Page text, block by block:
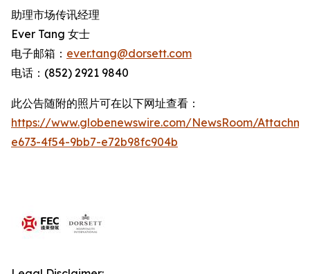
助理市场传讯经理
Ever Tang 女士
电子邮箱： ever.tang@dorsett.com
电话：(852) 2921 9840
此公告随附的照片可在以下网址查看：
https://www.globenewswire.com/NewsRoom/
e673-4f54-9bb7-e72b98fc904b